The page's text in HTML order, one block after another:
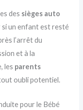
des sièges auto
un enfant est resté
l’arrêt du
et à la
les parents
oubli potentiel.
pour le Bébé